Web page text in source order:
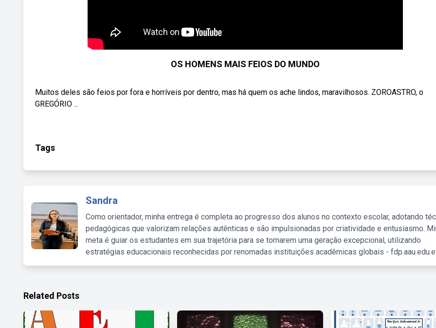
OS HOMENS MAIS FEIOS DO MUNDO
Muitos deles são feios por fora e horríveis por dentro, mas há quem os ache lindos, maravilhosos. ZOROASTRO, o
GREGÓRIO ...
Tags
Sandra
Como orientador, minha entrega é completa ao progresso dos alunos no contexto escolar, adotando
pedagógicas que valorizam relações autênticas e são impulsionadas por criatividade e entusiasmo.
meta é guiar os estudantes em sua trajetória para se tornarem uma geração excepcional, utilizando
estratégias educacionais reconhecidas por renomadas instituições acadêmicas globais -
Related Posts